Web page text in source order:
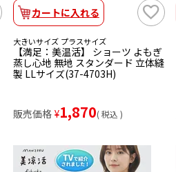
カートに入れる
大きいサイズ プラスサイズ
【満足：美温活】 ショーツ よもぎ
蒸し心地 無地 スタンダード 立体縫
製 LLサイズ(37-4703H)
販売価格 ¥1,870 税込